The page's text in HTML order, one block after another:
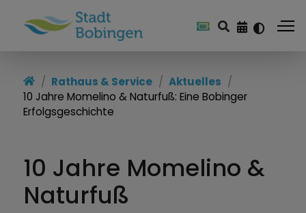
Rathaus & Service
Aktuelles
10 Jahre Momelino & Naturfuß: Eine Bobinger
Erfolgsgeschichte
10 Jahre Momelino &
Naturfuß